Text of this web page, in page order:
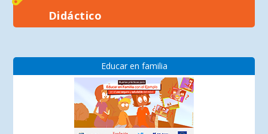
Didáctico
Educar en familia